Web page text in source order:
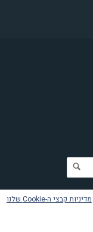
מדיניות קבצי ה-Cookie שלנו